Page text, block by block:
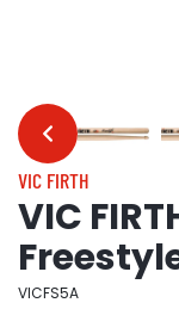
…
VIC FIRTH
VIC
VICFS5A